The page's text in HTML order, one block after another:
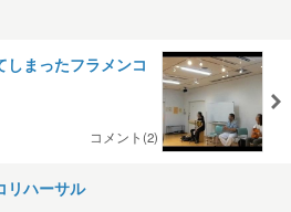
まったフラメンコ
コメント(2)
ハーサル